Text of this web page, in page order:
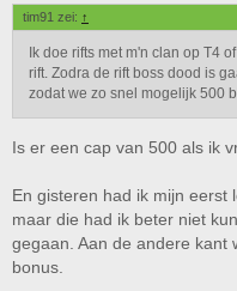
tim91 zei: ↑
Ik doe rifts met m'n clan op T4
rift. Zodra de rift boss dood is
zodat we zo snel mogelijk 500
Is er een cap van 500 als ik
En gisteren had ik mijn eerst
maar die had ik beter niet
gegaan. Aan de andere kant
bonus.